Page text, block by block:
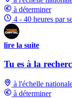
à déterminer
4 - 40 heures par
lire la suite
Tu es à la
à l'échelle
à déterminer